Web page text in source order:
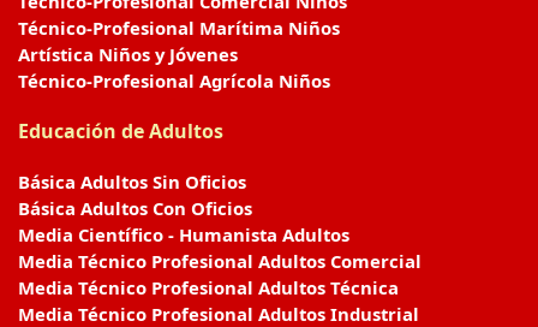
Técnico-Profesional Marítima Niños
Artística Niños y Jóvenes
Técnico-Profesional Agrícola Niños
Educación de Adultos
Básica Adultos Sin Oficios
Básica Adultos Con Oficios
Media Científico - Humanista Adultos
Media Técnico Profesional Adultos Comercial
Media Técnico Profesional Adultos Técnica
Media Técnico Profesional Adultos Industrial